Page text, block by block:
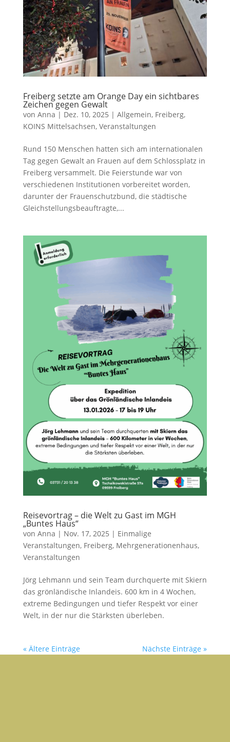
Freiberg setzte am Orange Day ein sichtbares
Zeichen gegen Gewalt
von Anna | Dez. 10, 2025 | Allgemein, Freiberg,
KOINS Mittelsachsen, Veranstaltungen
Rund 150 Menschen hatten sich am internationalen
Tag gegen Gewalt an Frauen auf dem Schlossplatz in
Freiberg versammelt. Die Feierstunde war von
verschiedenen Institutionen vorbereitet worden,
darunter der Frauenschutzbund, die städtische
Gleichstellungsbeauftragte,...
Reisevortrag – die Welt zu Gast im MGH
„Buntes Haus“
von Anna | Nov. 17, 2025 | Einmalige
Veranstaltungen, Freiberg, Mehrgenerationenhaus,
Veranstaltungen
Jörg Lehmann und sein Team durchquerte mit Skiern
das grönländische Inlandeis. 600 km in 4 Wochen,
extreme Bedingungen und tiefer Respekt vor einer
Welt, in der nur die Stärksten überleben.
« Ältere Einträge Nächste Einträge »